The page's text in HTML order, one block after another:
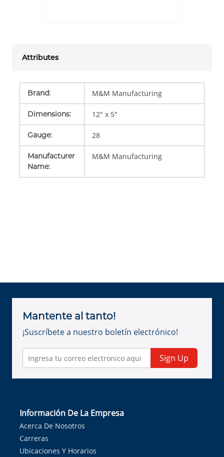
Attributes
Brand: M&M Manufacturing
Dimensions: 12" x 5"
Gauge: 28
Manufacturer
Name:
M&M Manufacturing
Mantente al tanto!
¡Suscríbete a nuestro boletín electrónico!
Sign Up
Información De La Empresa
Acerca De Nosotros
Carreras
Ubicaciones Y Horarios